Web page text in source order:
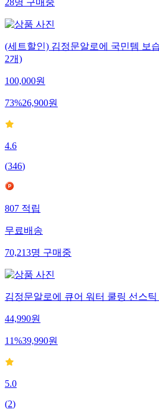
28명구매중
(세트할인) 김정문알로에 국민템 보
2개)
100,000원
73%26,900원
4.6
(346)
807적립
무료배송
70,213명구매중
김정문알로에 큐어 워터 쿨링 선스틱
44,990원
11%39,990원
5.0
(2)